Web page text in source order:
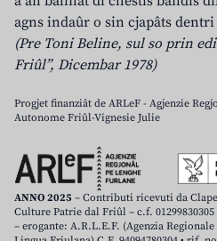
agns indaûr o sin cjapâts
(Pre Toni Beline, sul so prin
Friûl”, Dicembar 1978)
Progjet finanziât de ARLeF - Agjenzie
Autonome Friûl-Vignesie Julie
ANNO 2025 – Contributi ricevuti da
Culture Patrie dal Friûl – c.f. 01299830305
– erogante: A.R.L.E.F. (Agenzia